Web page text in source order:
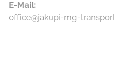
E-Mail:
office@jakupi-mg-